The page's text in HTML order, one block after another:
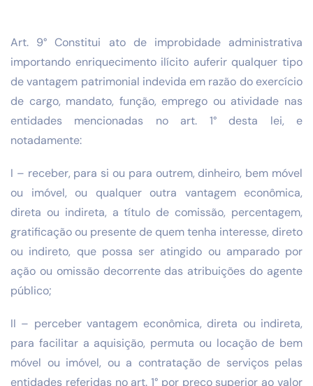
Art. 9° Constitui ato de improbidade administrativa
importando enriquecimento ilícito auferir qualquer tipo
de vantagem patrimonial indevida em razão do exercício
de cargo, mandato, função, emprego ou atividade nas
entidades mencionadas no art. 1° desta lei, e
notadamente:
I – receber, para si ou para outrem, dinheiro, bem móvel
ou imóvel, ou qualquer outra vantagem econômica,
direta ou indireta, a título de comissão, percentagem,
gratificação ou presente de quem tenha interesse, direto
ou indireto, que possa ser atingido ou amparado por
ação ou omissão decorrente das atribuições do agente
público;
II – perceber vantagem econômica, direta ou indireta,
para facilitar a aquisição, permuta ou locação de bem
móvel ou imóvel, ou a contratação de serviços pelas
entidades referidas no art. 1° por preço superior ao valor